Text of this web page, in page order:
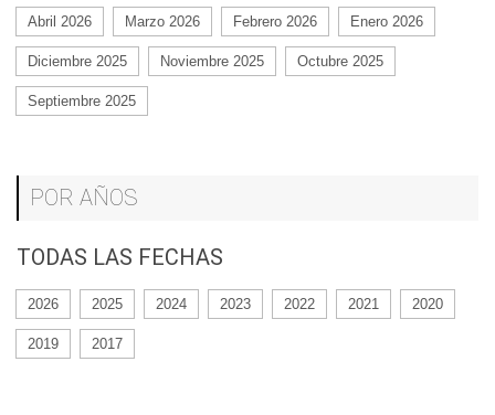
Abril 2026 Marzo 2026 Febrero 2026 Enero 2026
Diciembre 2025 Noviembre 2025 Octubre 2025
Septiembre 2025
POR AÑOS
TODAS LAS FECHAS
2026 2025 2024 2023 2022 2021 2020
2019 2017